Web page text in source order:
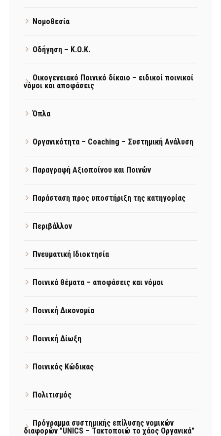
Νομοθεσία
Οδήγηση – Κ.Ο.Κ.
Οικογενειακό Ποινικό δίκαιο – ειδικοί ποινικοί
νόμοι και αποφάσεις
Όπλα
Οργανικότητα – Coaching – Συστημική Ανάλυση
Παραγραφή Αξιοποίνου και Ποινών
Παράσταση προς υποστήριξη της κατηγορίας
Περιβάλλον
Πνευματική Ιδιοκτησία
Ποινικά θέματα – αποφάσεις και νόμοι
Ποινική Δικονομία
Ποινική Δίωξη
Ποινικός Κώδικας
Πολιτισμός
Πρόγραμμα συστημικής επίλυσης νομικών
διαφορών "UNICS – Τακτοποιώ το χάος Οργανικά"